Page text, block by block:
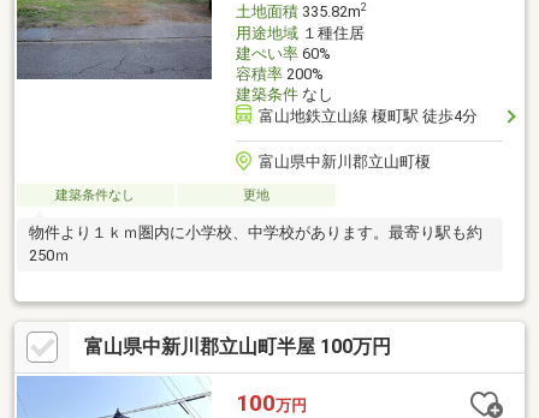
土地面積335.82m2
用途地域１種住居
建ぺい率60%
容積率200%
建築条件なし
富山地鉄立山線 榎町駅 徒歩4分
富山県中新川郡立山町榎
建築条件なし 更地
物件より１ｋｍ圏内に小学校、中学校があります。最寄り駅も約
250ｍ
富山県中新川郡立山町半屋 100万円
100万円